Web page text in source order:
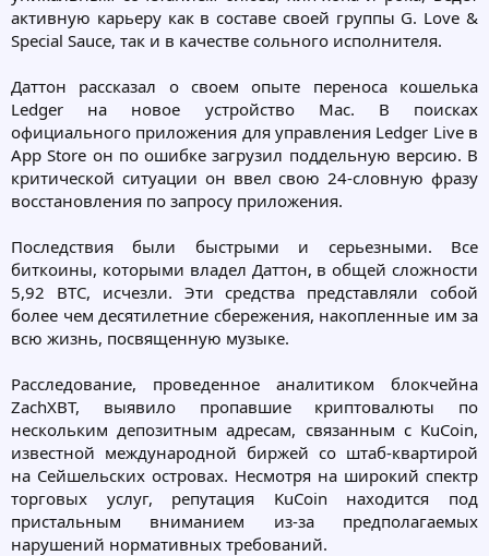
активную карьеру как в составе своей группы G. Love &
Special Sauce, так и в качестве сольного исполнителя.
Даттон рассказал о своем опыте переноса кошелька
Ledger на новое устройство Mac. В поисках
официального приложения для управления Ledger Live в
App Store он по ошибке загрузил поддельную версию. В
критической ситуации он ввел свою 24-словную фразу
восстановления по запросу приложения.
Последствия были быстрыми и серьезными. Все
биткоины, которыми владел Даттон, в общей сложности
5,92 BTC, исчезли. Эти средства представляли собой
более чем десятилетние сбережения, накопленные им за
всю жизнь, посвященную музыке.
Расследование, проведенное аналитиком блокчейна
ZachXBT, выявило пропавшие криптовалюты по
нескольким депозитным адресам, связанным с KuCoin,
известной международной биржей со штаб-квартирой
на Сейшельских островах. Несмотря на широкий спектр
торговых услуг, репутация KuCoin находится под
пристальным вниманием из-за предполагаемых
нарушений нормативных требований.